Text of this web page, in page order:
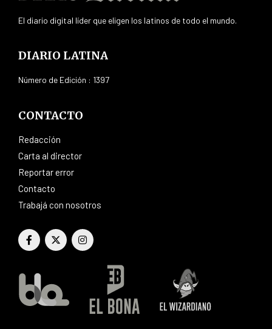
El diario digital líder que eligen los latinos de todo el mundo.
DIARIO LATINA
Número de Edición : 1397
CONTACTO
Redacción
Carta al director
Reportar error
Contacto
Trabajá con nosotros